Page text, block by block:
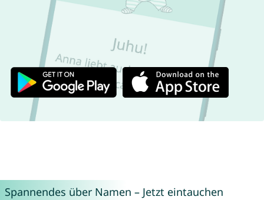
Spannendes über Namen – Jetzt eintauchen